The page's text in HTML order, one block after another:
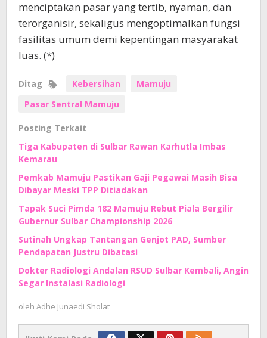
menciptakan pasar yang tertib, nyaman, dan
terorganisir, sekaligus mengoptimalkan fungsi
fasilitas umum demi kepentingan masyarakat
luas. (*)
Ditag Kebersihan
Mamuju
Pasar Sentral Mamuju
Posting Terkait
Tiga Kabupaten di Sulbar Rawan Karhutla Imbas
Kemarau
Pemkab Mamuju Pastikan Gaji Pegawai Masih Bisa
Dibayar Meski TPP Ditiadakan
Tapak Suci Pimda 182 Mamuju Rebut Piala Bergilir
Gubernur Sulbar Championship 2026
Sutinah Ungkap Tantangan Genjot PAD, Sumber
Pendapatan Justru Dibatasi
Dokter Radiologi Andalan RSUD Sulbar Kembali, Angin
Segar Instalasi Radiologi
oleh Adhe Junaedi Sholat